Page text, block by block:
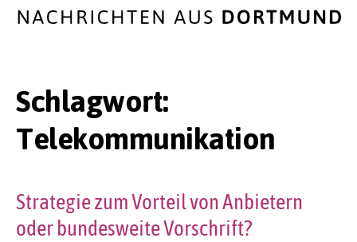
Schlagwort:
Telekommunikation
Strategie zum Vorteil von Anbietern
oder bundesweite Vorschrift?